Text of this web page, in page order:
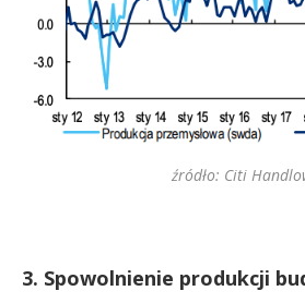
źródło: Citi
3. Spowolnienie produkcji